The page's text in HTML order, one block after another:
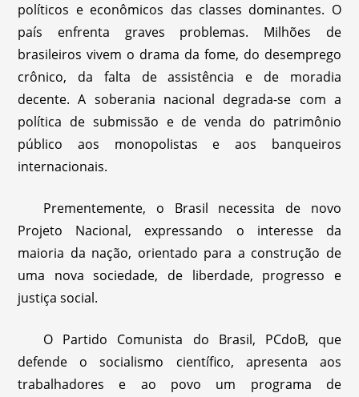
políticos e econômicos das classes dominantes. O
país enfrenta graves problemas. Milhões de
brasileiros vivem o drama da fome, do desemprego
crônico, da falta de assistência e de moradia
decente. A soberania nacional degrada-se com a
política de submissão e de venda do patrimônio
público aos monopolistas e aos banqueiros
internacionais.
Prementemente, o Brasil necessita de novo
Projeto Nacional, expressando o interesse da
maioria da nação, orientado para a construção de
uma nova sociedade, de liberdade, progresso e
justiça social.
O Partido Comunista do Brasil, PCdoB, que
defende o socialismo científico, apresenta aos
trabalhadores e ao povo um programa de